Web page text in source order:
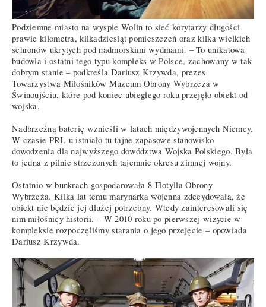
Podziemne miasto na wyspie Wolin to sieć korytarzy długości
prawie kilometra, kilkadziesiąt pomieszczeń oraz kilka wielkich
schronów ukrytych pod nadmorskimi wydmami. – To unikatowa
budowla i ostatni tego typu kompleks w Polsce, zachowany w tak
dobrym stanie – podkreśla Dariusz Krzywda, prezes
Towarzystwa Miłośników Muzeum Obrony Wybrzeża w
Świnoujściu, które pod koniec ubiegłego roku przejęło obiekt od
wojska.
Nadbrzeżną baterię wznieśli w latach międzywojennych Niemcy.
W czasie PRL-u istniało tu tajne zapasowe stanowisko
dowodzenia dla najwyższego dowództwa Wojska Polskiego. Była
to jedna z pilnie strzeżonych tajemnic okresu zimnej wojny.
Ostatnio w bunkrach gospodarowała 8 Flotylla Obrony
Wybrzeża. Kilka lat temu marynarka wojenna zdecydowała, że
obiekt nie będzie jej dłużej potrzebny. Wtedy zainteresowali się
nim miłośnicy historii. – W 2010 roku po pierwszej wizycie w
kompleksie rozpoczęliśmy starania o jego przejęcie – opowiada
Dariusz Krzywda.